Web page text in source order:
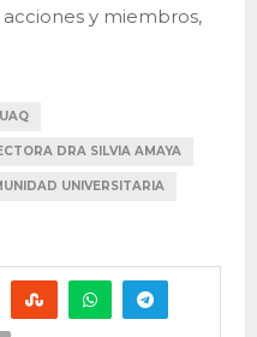
y miembros,
DRA SILVIA AMAYA
UNIVERSITARIA